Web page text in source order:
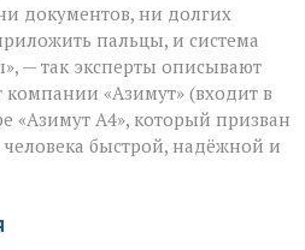
личность
подтвердят
за
секунды»:
новый
биосканер
от
«Азимута»
документов, ни долгих
пальцы, и система
— так эксперты описывают
«Азимут» (входит в
«Азимут А4», который призван
быстрой, надёжной и